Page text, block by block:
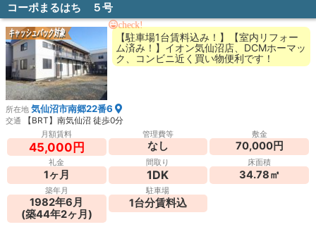
コーポまるはち ５号
キャッシュバック対象
check!
【駐車場1台賃料込み！】【室内リフォー
ム済み！】イオン気仙沼店、DCMホーマッ
ク、コンビニ近く買い物便利です！
所在地 気仙沼市南郷22番6
交通 【BRT】南気仙沼 徒歩0分
月額賃料
45,000円
管理費等
なし
敷金
70,000円
礼金
1ヶ月
間取り
1DK
床面積
34.78㎡
築年月
1982年6月
(築44年2ヶ月)
駐車場
1台分賃料込